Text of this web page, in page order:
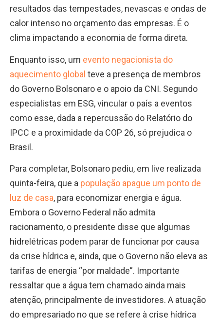
resultados das tempestades, nevascas e ondas de
calor intenso no orçamento das empresas. É o
clima impactando a economia de forma direta.
Enquanto isso, um evento negacionista do
aquecimento global teve a presença de membros
do Governo Bolsonaro e o apoio da CNI. Segundo
especialistas em ESG, vincular o país a eventos
como esse, dada a repercussão do Relatório do
IPCC e a proximidade da COP 26, só prejudica o
Brasil.
Para completar, Bolsonaro pediu, em live realizada
quinta-feira, que a população apague um ponto de
luz de casa, para economizar energia e água.
Embora o Governo Federal não admita
racionamento, o presidente disse que algumas
hidrelétricas podem parar de funcionar por causa
da crise hídrica e, ainda, que o Governo não eleva as
tarifas de energia “por maldade”. Importante
ressaltar que a água tem chamado ainda mais
atenção, principalmente de investidores. A atuação
do empresariado no que se refere à crise hídrica